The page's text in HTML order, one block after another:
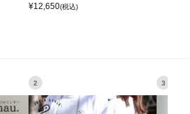
¥12,650(税込)
2 3